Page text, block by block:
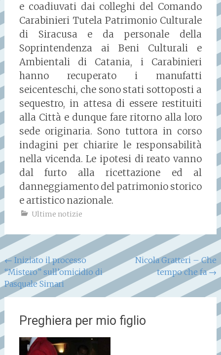
e coadiuvati dai colleghi del Comando
Carabinieri Tutela Patrimonio Culturale
di Siracusa e da personale della
Soprintendenza ai Beni Culturali e
Ambientali di Catania, i Carabinieri
hanno recuperato i manufatti
seicenteschi, che sono stati sottoposti a
sequestro, in attesa di essere restituiti
alla Città e dunque fare ritorno alla loro
sede originaria. Sono tuttora in corso
indagini per chiarire le responsabilità
nella vicenda. Le ipotesi di reato vanno
dal furto alla ricettazione ed al
danneggiamento del patrimonio storico
e artistico nazionale.
Ultime notizie
Navigazione
articoli
← Iniziato il processo
“Mistero” sull’omicidio di
Pasquale Simari
Nicola Gratteri – Che
tempo che fa→
Preghiera per mio figlio